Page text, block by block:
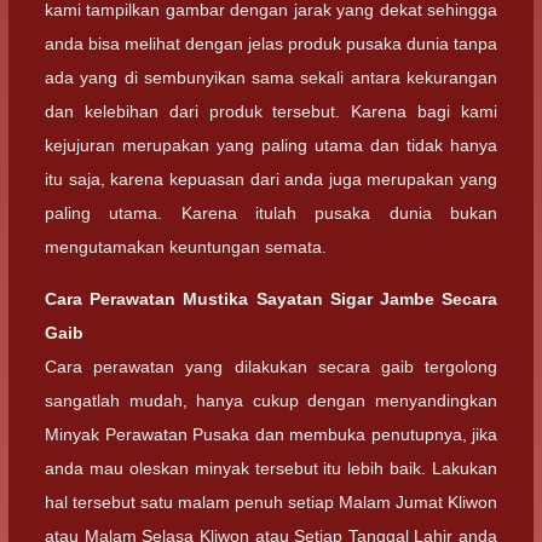
kami tampilkan gambar dengan jarak yang dekat sehingga
anda bisa melihat dengan jelas produk pusaka dunia tanpa
ada yang di sembunyikan sama sekali antara kekurangan
dan kelebihan dari produk tersebut. Karena bagi kami
kejujuran merupakan yang paling utama dan tidak hanya
itu saja, karena kepuasan dari anda juga merupakan yang
paling utama. Karena itulah pusaka dunia bukan
mengutamakan keuntungan semata.
Cara Perawatan Mustika Sayatan Sigar Jambe Secara
Gaib
Cara perawatan yang dilakukan secara gaib tergolong
sangatlah mudah, hanya cukup dengan menyandingkan
Minyak Perawatan Pusaka dan membuka penutupnya, jika
anda mau oleskan minyak tersebut itu lebih baik. Lakukan
hal tersebut satu malam penuh setiap Malam Jumat Kliwon
atau Malam Selasa Kliwon atau Setiap Tanggal Lahir anda